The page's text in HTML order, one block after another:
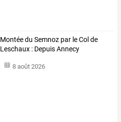
Montée du Semnoz par le Col de
Leschaux : Depuis Annecy
8 août 2026